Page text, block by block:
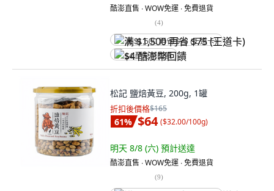
酷澎直售 ∙ WOW免運 ∙ 免費退貨
(4)
满 $1,500 再省 $75 (王道卡)
$4 酷澎幣回饋
松記 鹽焙黃豆, 200g, 1罐
折扣後價格$165
61% $64 ($32.00/100g)
明天 8/8 (六) 預計送達
酷澎直售 ∙ WOW免運 ∙ 免費退貨
(9)